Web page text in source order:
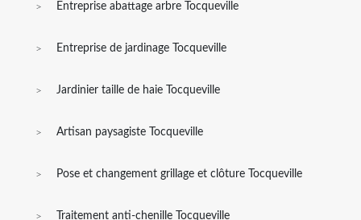
Entreprise abattage arbre Tocqueville
Entreprise de jardinage Tocqueville
Jardinier taille de haie Tocqueville
Artisan paysagiste Tocqueville
Pose et changement grillage et clôture Tocqueville
Traitement anti-chenille Tocqueville